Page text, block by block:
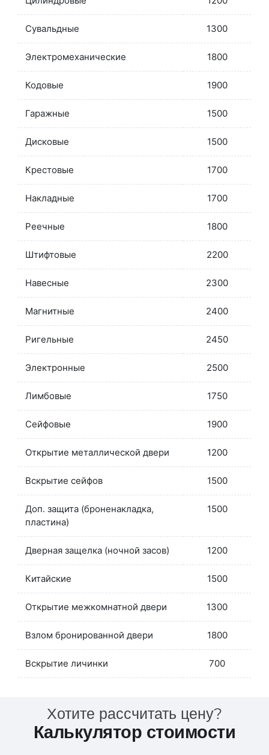
Сувальдные 1300
Электромеханические 1800
Кодовые 1900
Гаражные 1500
Дисковые 1500
Крестовые 1700
Накладные 1700
Реечные 1800
Штифтовые 2200
Навесные 2300
Магнитные 2400
Ригельные 2450
Электронные 2500
Лимбовые 1750
Сейфовые 1900
Открытие металлической двери 1200
Вскрытие сейфов 1500
Доп. защита (броненакладка,
пластина)
1500
Дверная защелка (ночной засов) 1200
Китайские 1500
Открытие межкомнатной двери 1300
Взлом бронированной двери 1800
Вскрытие личинки 700
Хотите рассчитать цену?
Калькулятор стоимости